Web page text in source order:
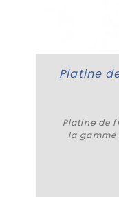
Platine de
la gamme